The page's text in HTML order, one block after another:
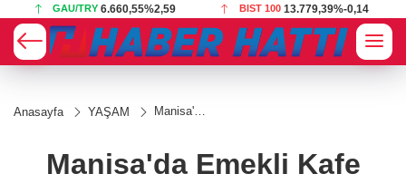
GAU/TRY 6.660,55%2,59 BIST 100 13.779,39%-0,14
Anasayfa YAŞAM
Manisa'da
sürede
gözde
Manisa'da Emekli Kafe